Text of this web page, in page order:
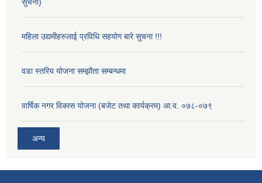
महिला उद्यमीहरुलाई प्रविधि सहयोग बारे सुचना !!!
वडा स्तरिय योजना सम्झौता सम्बन्धमा
वार्षिक नगर विकास योजना (बजेट तथा कार्यक्रम) आ.व. ०७८-०७९
अन्य